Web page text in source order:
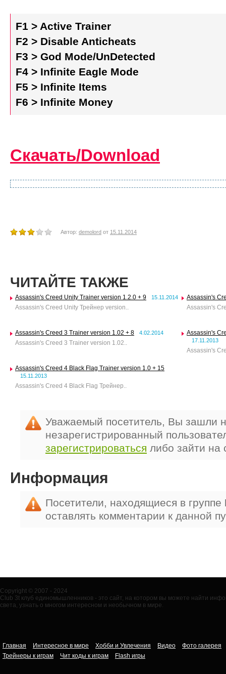
F1 > Active Trainer
F2 > Disable Anticheats
F3 > God Mode/UnDetected
F4 > Infinite Eagle Mode
F5 > Infinite Items
F6 > Infinite Money
Скачать/Download
Автор: demolord от 15.11.2014
ЧИТАЙТЕ ТАКЖЕ
Assassin's Creed Unity Trainer version 1.2.0 + 9 15.11.2014
Assassin's Creed Unity Трейнер version..
Assassin's
Assassin's
Assassin's Creed 3 Trainer version 1.02 + 8 4.02.2014
Assassin's Creed 3 Trainer version 1.02..
Assassin's
17.11.2013
Assassin's
Assassin's Creed 4 Black Flag Trainer version 1.0 + 15
15.11.2013
Assassin's Creed 4 Black Flag Трейнер..
Уважаемый посетитель, Вы зашли
незарегистрированный
зарегистрироваться либо зайти на
Информация
Посетители, находящиеся в группе
оставлять комментарии к данной
Copyright © 2007 - 2024
Club 3t клуб единомышленников - это сайт, на котором вы можете найти
света, узнать о многом интересном и необычном в мире.
Главная Интересное в мире Хобби и Увлечения Видео
Фото галерея
Трейнеры к играм
Чит коды к играм Flash игры